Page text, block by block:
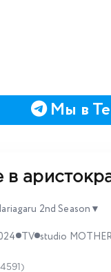
Мы в
2nd Season▼
TV studio